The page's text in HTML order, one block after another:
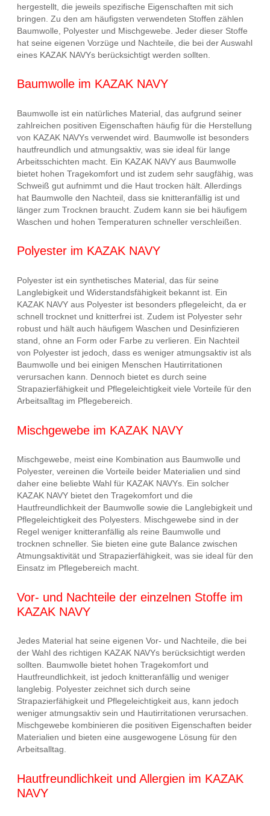
hergestellt, die jeweils spezifische Eigenschaften mit sich
bringen. Zu den am häufigsten verwendeten Stoffen zählen
Baumwolle, Polyester und Mischgewebe. Jeder dieser Stoffe
hat seine eigenen Vorzüge und Nachteile, die bei der Auswahl
eines KAZAK NAVYs berücksichtigt werden sollten.
Baumwolle im KAZAK NAVY
Baumwolle ist ein natürliches Material, das aufgrund seiner
zahlreichen positiven Eigenschaften häufig für die Herstellung
von KAZAK NAVYs verwendet wird. Baumwolle ist besonders
hautfreundlich und atmungsaktiv, was sie ideal für lange
Arbeitsschichten macht. Ein KAZAK NAVY aus Baumwolle
bietet hohen Tragekomfort und ist zudem sehr saugfähig, was
Schweiß gut aufnimmt und die Haut trocken hält. Allerdings
hat Baumwolle den Nachteil, dass sie knitteranfällig ist und
länger zum Trocknen braucht. Zudem kann sie bei häufigem
Waschen und hohen Temperaturen schneller verschleißen.
Polyester im KAZAK NAVY
Polyester ist ein synthetisches Material, das für seine
Langlebigkeit und Widerstandsfähigkeit bekannt ist. Ein
KAZAK NAVY aus Polyester ist besonders pflegeleicht, da er
schnell trocknet und knitterfrei ist. Zudem ist Polyester sehr
robust und hält auch häufigem Waschen und Desinfizieren
stand, ohne an Form oder Farbe zu verlieren. Ein Nachteil
von Polyester ist jedoch, dass es weniger atmungsaktiv ist als
Baumwolle und bei einigen Menschen Hautirritationen
verursachen kann. Dennoch bietet es durch seine
Strapazierfähigkeit und Pflegeleichtigkeit viele Vorteile für den
Arbeitsalltag im Pflegebereich.
Mischgewebe im KAZAK NAVY
Mischgewebe, meist eine Kombination aus Baumwolle und
Polyester, vereinen die Vorteile beider Materialien und sind
daher eine beliebte Wahl für KAZAK NAVYs. Ein solcher
KAZAK NAVY bietet den Tragekomfort und die
Hautfreundlichkeit der Baumwolle sowie die Langlebigkeit und
Pflegeleichtigkeit des Polyesters. Mischgewebe sind in der
Regel weniger knitteranfällig als reine Baumwolle und
trocknen schneller. Sie bieten eine gute Balance zwischen
Atmungsaktivität und Strapazierfähigkeit, was sie ideal für den
Einsatz im Pflegebereich macht.
Vor- und Nachteile der einzelnen Stoffe im
KAZAK NAVY
Jedes Material hat seine eigenen Vor- und Nachteile, die bei
der Wahl des richtigen KAZAK NAVYs berücksichtigt werden
sollten. Baumwolle bietet hohen Tragekomfort und
Hautfreundlichkeit, ist jedoch knitteranfällig und weniger
langlebig. Polyester zeichnet sich durch seine
Strapazierfähigkeit und Pflegeleichtigkeit aus, kann jedoch
weniger atmungsaktiv sein und Hautirritationen verursachen.
Mischgewebe kombinieren die positiven Eigenschaften beider
Materialien und bieten eine ausgewogene Lösung für den
Arbeitsalltag.
Hautfreundlichkeit und Allergien im KAZAK
NAVY